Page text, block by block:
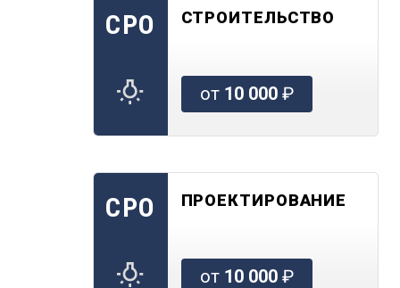
СРО СТРОИТЕЛЬСТВО
от 10 000₽
СРО ПРОЕКТИРОВАНИЕ
от 10 000₽